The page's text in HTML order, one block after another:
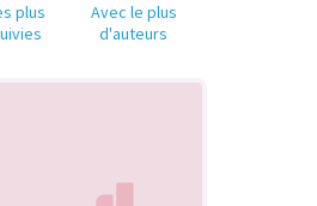
plus
Avec le plus
d'auteurs